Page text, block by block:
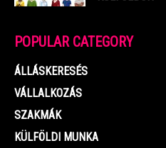
POPULAR CATEGORY
ÁLLÁSKERESÉS
VÁLLALKOZÁS
SZAKMÁK
KÜLFÖLDI MUNKA